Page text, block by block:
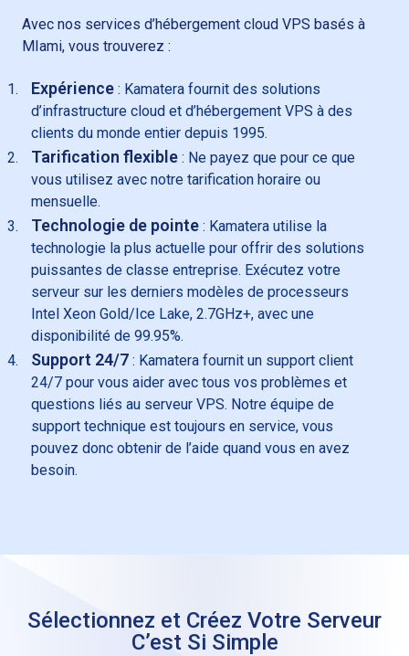
Avec nos services d’hébergement cloud VPS basés à
MIami, vous trouverez :
Expérience : Kamatera fournit des solutions
d’infrastructure cloud et d’hébergement VPS à des
clients du monde entier depuis 1995.
Tarification flexible : Ne payez que pour ce que
vous utilisez avec notre tarification horaire ou
mensuelle.
Technologie de pointe : Kamatera utilise la
technologie la plus actuelle pour offrir des solutions
puissantes de classe entreprise. Exécutez votre
serveur sur les derniers modèles de processeurs
Intel Xeon Gold/Ice Lake, 2.7GHz+, avec une
disponibilité de 99.95%.
Support 24/7 : Kamatera fournit un support client
24/7 pour vous aider avec tous vos problèmes et
questions liés au serveur VPS. Notre équipe de
support technique est toujours en service, vous
pouvez donc obtenir de l’aide quand vous en avez
besoin.
Sélectionnez et Créez Votre Serveur
C’est Si Simple